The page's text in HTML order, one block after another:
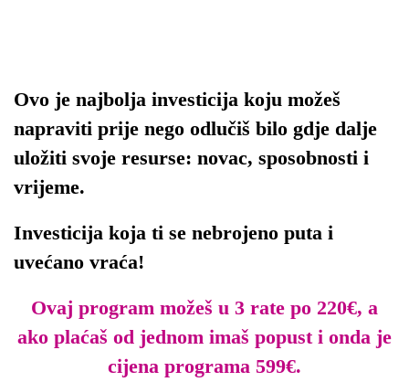
Ovo je najbolja investicija koju možeš
napraviti prije nego odlučiš bilo gdje dalje
uložiti svoje resurse: novac, sposobnosti i
vrijeme.
Investicija koja ti se nebrojeno puta i
uvećano vraća!
Ovaj program možeš u 3 rate po 220€, a
ako plaćaš od jednom imaš popust i onda je
cijena programa 599€.